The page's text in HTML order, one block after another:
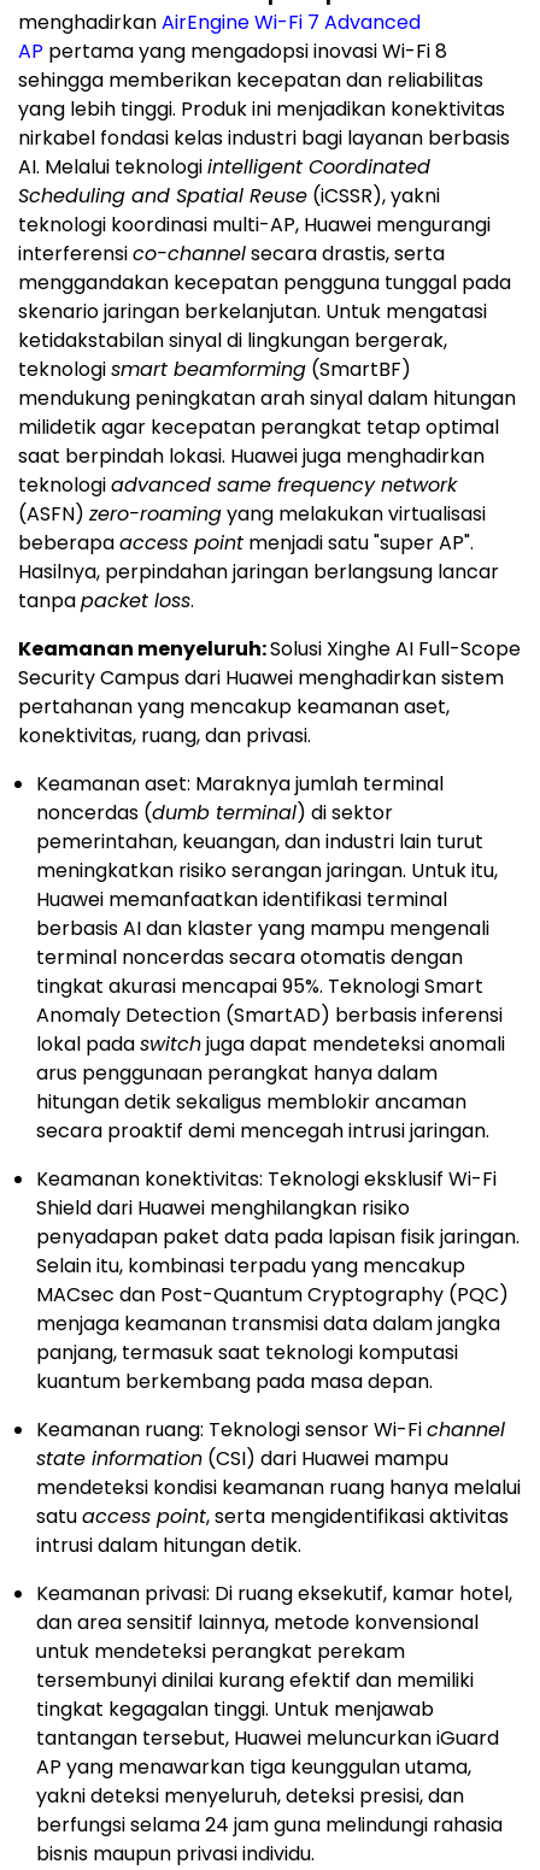
menghadirkanAirEngine Wi-Fi 7 Advanced
AP pertama yang mengadopsi inovasi Wi-Fi 8
sehingga memberikan kecepatan dan reliabilitas
yang lebih tinggi. Produk ini menjadikan konektivitas
nirkabel fondasi kelas industri bagi layanan berbasis
AI. Melalui teknologiintelligent Coordinated
Scheduling and Spatial Reuse (iCSSR), yakni
teknologi koordinasi multi-AP, Huawei mengurangi
interferensico-channelsecara drastis, serta
menggandakan kecepatan pengguna tunggal pada
skenario jaringan berkelanjutan. Untuk mengatasi
ketidakstabilan sinyal di lingkungan bergerak,
teknologismart beamforming (SmartBF)
mendukung peningkatan arah sinyal dalam hitungan
milidetik agar kecepatan perangkat tetap optimal
saat berpindah lokasi. Huawei juga menghadirkan
teknologiadvanced same frequency network
(ASFN) zero-roamingyang melakukan virtualisasi
beberapaaccess point menjadi satu "super AP".
Hasilnya, perpindahan jaringan berlangsung lancar
tanpapacket loss.
Keamanan menyeluruh:Solusi Xinghe AI Full-Scope
Security Campus dari Huawei menghadirkan sistem
pertahanan yang mencakup keamanan aset,
konektivitas, ruang, dan privasi.
Keamanan aset: Maraknya jumlah terminal
noncerdas (dumb terminal) di sektor
pemerintahan, keuangan, dan industri lain turut
meningkatkan risiko serangan jaringan. Untuk itu,
Huawei memanfaatkan identifikasi terminal
berbasis AI dan klaster yang mampu mengenali
terminal noncerdas secara otomatis dengan
tingkat akurasi mencapai 95%. Teknologi Smart
Anomaly Detection (SmartAD) berbasis inferensi
lokal padaswitchjuga dapat mendeteksi anomali
arus penggunaan perangkat hanya dalam
hitungan detik sekaligus memblokir ancaman
secara proaktif demi mencegah intrusi jaringan.
Keamanan konektivitas: Teknologi eksklusif Wi-Fi
Shield dari Huawei menghilangkan risiko
penyadapan paket data pada lapisan fisik jaringan.
Selain itu, kombinasi terpadu yang mencakup
MACsec dan Post-Quantum Cryptography (PQC)
menjaga keamanan transmisi data dalam jangka
panjang, termasuk saat teknologi komputasi
kuantum berkembang pada masa depan.
Keamanan ruang: Teknologi sensor Wi-Fichannel
state information (CSI) dari Huawei mampu
mendeteksi kondisi keamanan ruang hanya melalui
satuaccess point, serta mengidentifikasi aktivitas
intrusi dalam hitungan detik.
Keamanan privasi: Di ruang eksekutif, kamar hotel,
dan area sensitif lainnya, metode konvensional
untuk mendeteksi perangkat perekam
tersembunyi dinilai kurang efektif dan memiliki
tingkat kegagalan tinggi. Untuk menjawab
tantangan tersebut, Huawei meluncurkan iGuard
AP yang menawarkan tiga keunggulan utama,
yakni deteksi menyeluruh, deteksi presisi, dan
berfungsi selama 24 jam guna melindungi rahasia
bisnis maupun privasi individu.